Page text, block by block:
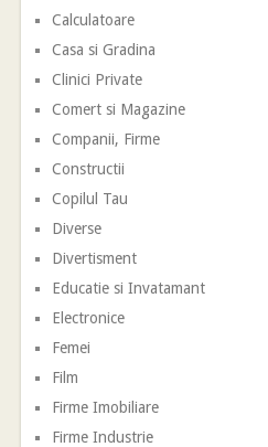
Calculatoare
Casa si Gradina
Clinici Private
Comert si Magazine
Companii, Firme
Constructii
Copilul Tau
Diverse
Divertisment
Educatie si Invatamant
Electronice
Femei
Film
Firme Imobiliare
Firme Industrie